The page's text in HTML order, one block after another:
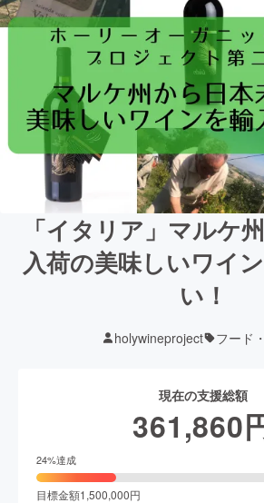
「イタリア」マルケ
入荷の美味しいワイ
い！
holywineproject フード
現在の支援総額
361,860
24%達成
目標金額1,500,000円